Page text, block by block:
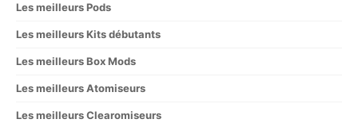
Les meilleurs Pods
Les meilleurs Kits débutants
Les meilleurs Box Mods
Les meilleurs Atomiseurs
Les meilleurs Clearomiseurs